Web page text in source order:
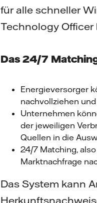
für alle schneller
Technology
Das 24/7
Energieversorger
nachvollziehen
Unternehmen
der jeweiligen
Quellen in die
24/7 Matching,
Marktnachfrage
Das System kann